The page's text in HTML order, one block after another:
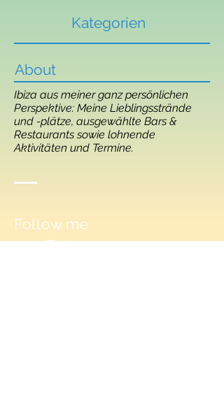
Kategorien
About
Ibiza aus meiner ganz persönlichen
Perspektive: Meine Lieblingsstrände
und -plätze, ausgewählte Bars &
Restaurants sowie lohnende
Aktivitäten und Termine.
Follow me